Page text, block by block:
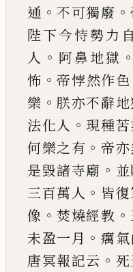
通 。不可獨廢 。
陛下今恃勢力
人 。 阿鼻地獄 。
怖 。帝悖然作色
樂 。 朕亦不辭地
法化人 。 現種苦
何樂之有 。帝
是毀諸寺廟 。
三百萬人 。 皆
像 。焚燒經教 。
未盈一月 。癘
唐冥報記云 。